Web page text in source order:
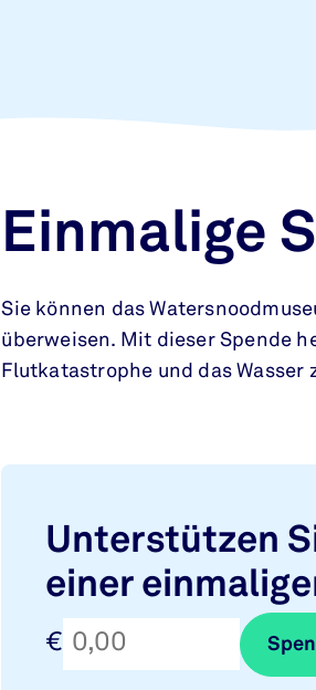
Einmalige
Sie können das
überweisen. Mit dieser Spende
Flutkatastrophe und das Wasser
Unterstützen
einer
€